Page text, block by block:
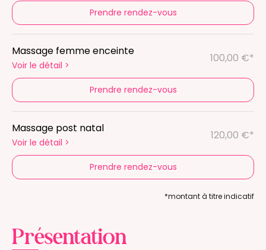
Prendre rendez-vous
Massage femme enceinte
Voir le détail >
100,00 €*
Prendre rendez-vous
Massage post natal
Voir le détail >
120,00 €*
Prendre rendez-vous
*montant à titre indicatif
Présentation